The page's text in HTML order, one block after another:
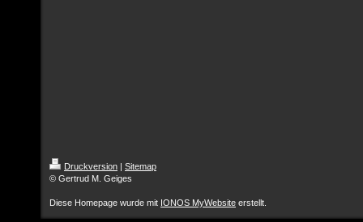
Druckversion | Sitemap
© Gertrud M. Geiges
Diese Homepage wurde mit IONOS MyWebsite erstellt.